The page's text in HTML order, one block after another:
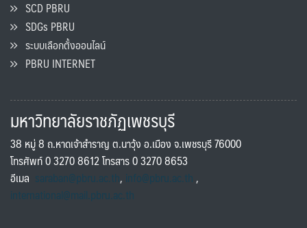
SCD PBRU
SDGs PBRU
ระบบเลือกตั้งออนไลน์
PBRU INTERNET
มหาวิทยาลัยราชภัฏเพชรบุรี
38 หมู่ 8 ถ.หาดเจ้าสำราญ ต.นาวุ้ง อ.เมือง จ.เพชรบุรี 76000
โทรศัพท์ 0 3270 8612 โทรสาร 0 3270 8653
อีเมล saraban@pbru.ac.th, info@pbru.ac.th,
international@mail.pbru.ac.th